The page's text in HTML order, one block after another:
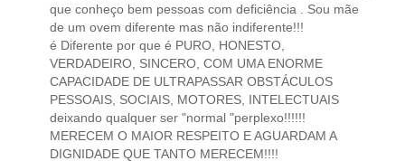
que conheço bem pessoas com deficiência . Sou mãe
de um ovem diferente mas não indiferente!!!
é Diferente por que é PURO, HONESTO,
VERDADEIRO, SINCERO, COM UMA ENORME
CAPACIDADE DE ULTRAPASSAR OBSTÁCULOS
PESSOAIS, SOCIAIS, MOTORES, INTELECTUAIS
deixando qualquer ser "normal "perplexo!!!!!!
MERECEM O MAIOR RESPEITO E AGUARDAM A
DIGNIDADE QUE TANTO MERECEM!!!!